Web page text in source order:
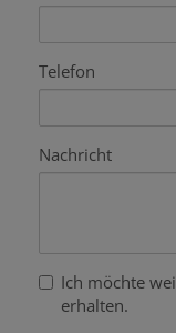
Telefon
Nachricht
Ich möchte
erhalten.